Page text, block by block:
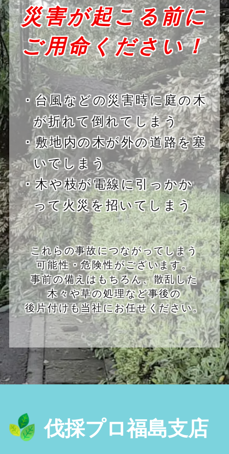
災害が起こる前に
ご用命ください！
・台風などの災害時に庭の木
が折れて倒れてしまう
・敷地内の木が外の道路を塞
いでしまう
・木や枝が電線に引っかか
って火災を招いてしまう
これらの事故につながってしまう
可能性・危険性がございます。
事前の備えはもちろん、散乱した
木々や草の処理など事後の
後片付けも当社にお任せください。
伐採プロ福島支店